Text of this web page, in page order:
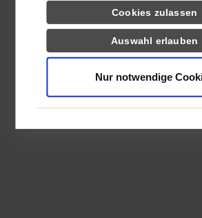
YouTube, Google Maps) führen
Informationen möglicherweise
Daten zusammen, die Sie ihnen
haben oder die sie im Rahmen
Notwendig
Präferenzen
Statistiken
Drittanbieter-Cookies (u.a.
Cookies zulassen
Auswahl erlauben
Nur notwendige